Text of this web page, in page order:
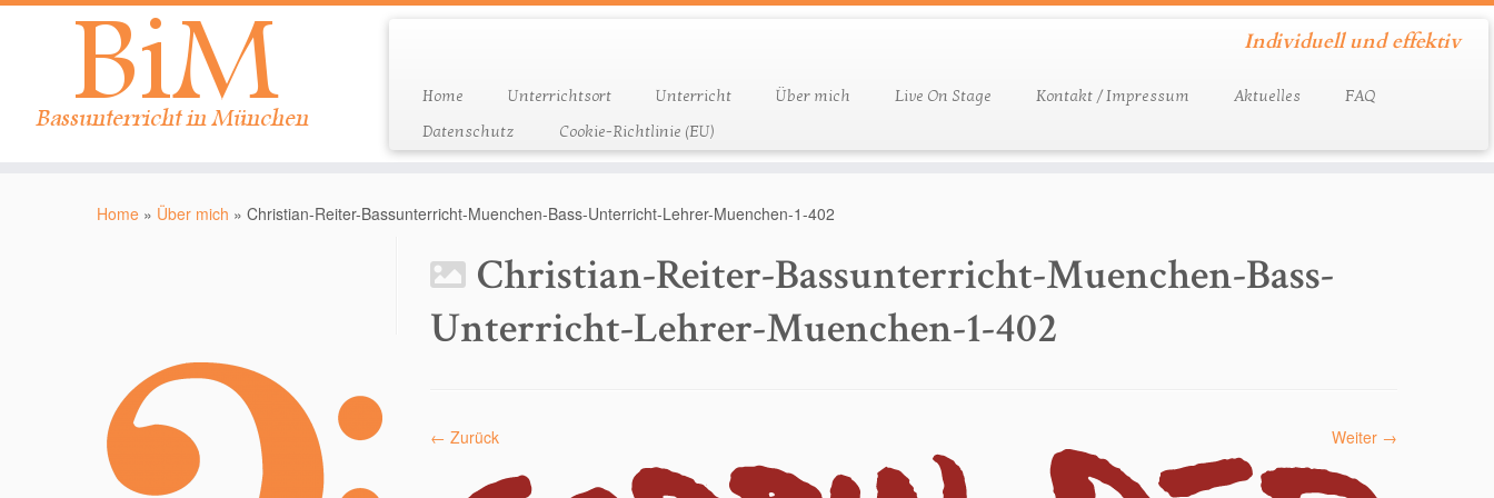
Individuell und effektiv
Home Unterrichtsort Unterricht Über mich Live On Stage Kontakt / Impressum Aktuelles
FAQ
Datenschutz
Cookie-Richtlinie (EU)
Home » Über mich » Christian-Reiter-Bassunterricht-Muenchen-Bass-Unterricht-Lehrer-Muenchen-1-402
Christian-Reiter-Bassunterricht-Muenchen-Bass-
Unterricht-Lehrer-Muenchen-1-402
← Zurück Weiter →